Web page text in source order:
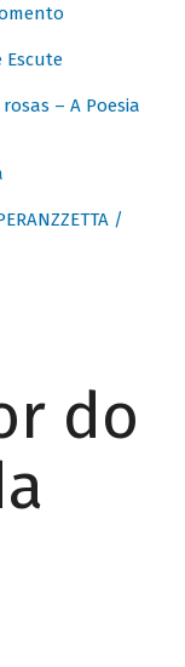
Escute
rosas – A Poesia
/
do